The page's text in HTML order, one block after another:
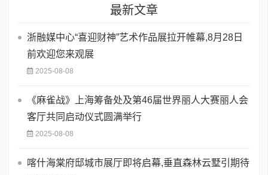
最新文章
浙融媒中心“喜迎财神”艺术作品展拉开帷幕,8月28日
前欢迎您来观展
2025-08-08
《麻雀战》上海筹备处及第46届世界丽人大赛丽人会
客厅共同启动仪式圆满举行
2025-08-08
喀什海棠府邸城市展厅即将启幕,垂直森林云墅引期待